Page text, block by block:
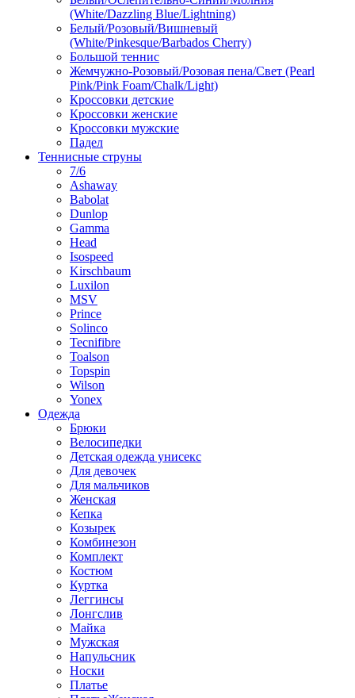
(White/Dazzling Blue/Lightning)
Белый/Розовый/Вишневый
(White/Pinkesque/Barbados Cherry)
Большой теннис
Жемчужно-Розовый/Розовая пена/Свет (Pearl
Pink/Pink Foam/Chalk/Light)
Кроссовки детские
Кроссовки женские
Кроссовки мужские
Падел
Теннисные струны
7/6
Ashaway
Babolat
Dunlop
Gamma
Head
Isospeed
Kirschbaum
Luxilon
MSV
Prince
Solinco
Tecnifibre
Toalson
Topspin
Wilson
Yonex
Одежда
Брюки
Велосипедки
Детская одежда унисекс
Для девочек
Для мальчиков
Женская
Кепка
Козырек
Комбинезон
Комплект
Костюм
Куртка
Леггинсы
Лонгслив
Майка
Мужская
Напульсник
Носки
Платье